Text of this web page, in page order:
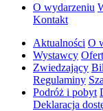
O wydarzeniu
Kontakt
Aktualności O
Wystawcy
Zwiedzający
Regulaminy
Podróż i pobyt
Deklaracja